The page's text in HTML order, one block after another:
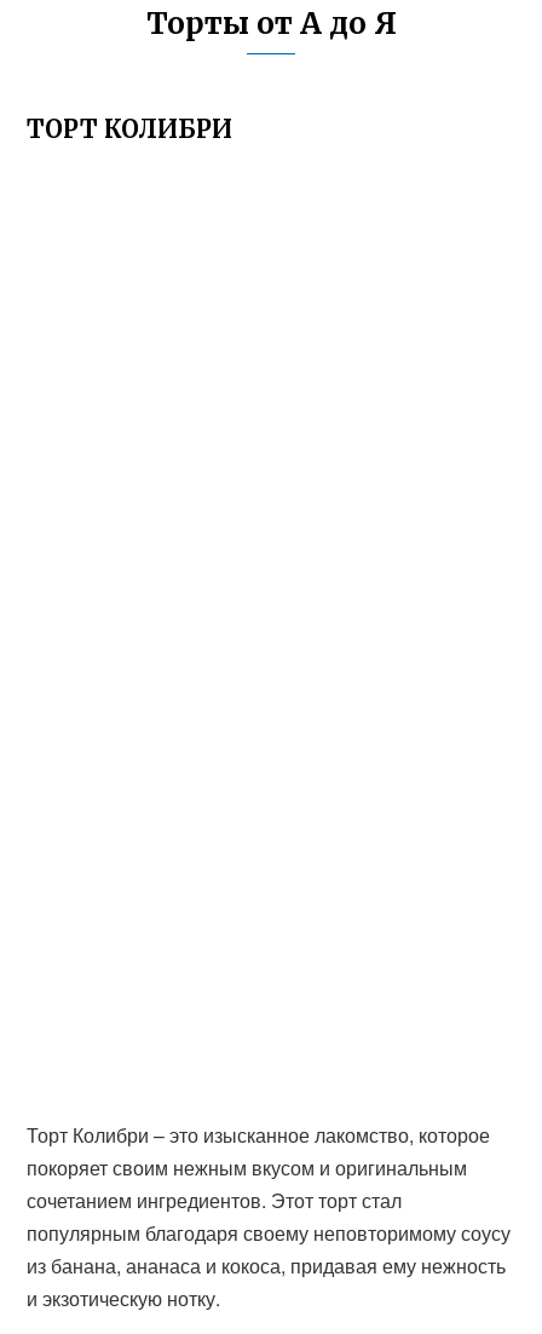
Торты от А до Я
ТОРТ КОЛИБРИ
Торт Колибри – это изысканное лакомство, которое
покоряет своим нежным вкусом и оригинальным
сочетанием ингредиентов. Этот торт стал
популярным благодаря своему неповторимому соусу
из банана, ананаса и кокоса, придавая ему нежность
и экзотическую нотку.